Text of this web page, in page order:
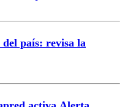
país: revisa la